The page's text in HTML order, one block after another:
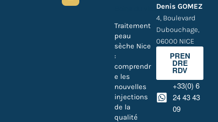
Soins du visage
Traitement
peau
sèche Nice
:
comprendr
e les
nouvelles
injections
de la
qualité
Denis GOMEZ
4, Boulevard
Dubouchage,
06000 NICE
PREN
DRE
RDV
+33(0) 6
24 43 43
09